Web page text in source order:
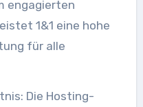
engagierten
1&1 eine hohe
für alle